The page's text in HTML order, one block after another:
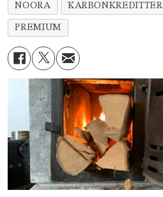
NOORA KARBONKREDITTER
PREMIUM